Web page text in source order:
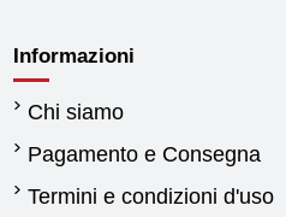
Informazioni
Chi siamo
Pagamento e Consegna
Termini e condizioni d'uso